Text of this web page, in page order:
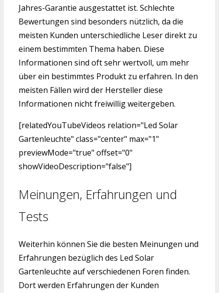
Jahres-Garantie ausgestattet ist. Schlechte
Bewertungen sind besonders nützlich, da die
meisten Kunden unterschiedliche Leser direkt zu
einem bestimmten Thema haben. Diese
Informationen sind oft sehr wertvoll, um mehr
über ein bestimmtes Produkt zu erfahren. In den
meisten Fällen wird der Hersteller diese
Informationen nicht freiwillig weitergeben.
[relatedYouTubeVideos relation="Led Solar
Gartenleuchte" class="center" max="1"
previewMode="true" offset="0"
showVideoDescription="false"]
Meinungen, Erfahrungen und
Tests
Weiterhin können Sie die besten Meinungen und
Erfahrungen bezüglich des Led Solar
Gartenleuchte auf verschiedenen Foren finden.
Dort werden Erfahrungen der Kunden